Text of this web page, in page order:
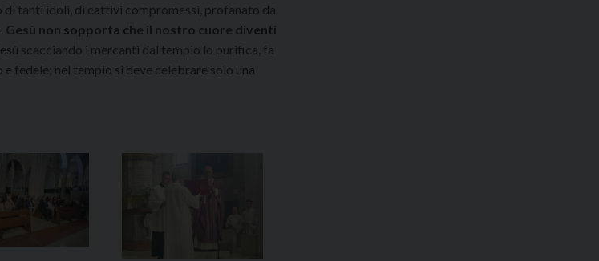
tanti idoli, di cattivi compromessi, profanato da
Gesù non sopporta che il nostro cuore diventi
scacciando i mercanti dal tempio lo purifica, fa
fedele; nel tempio si deve celebrare solo una